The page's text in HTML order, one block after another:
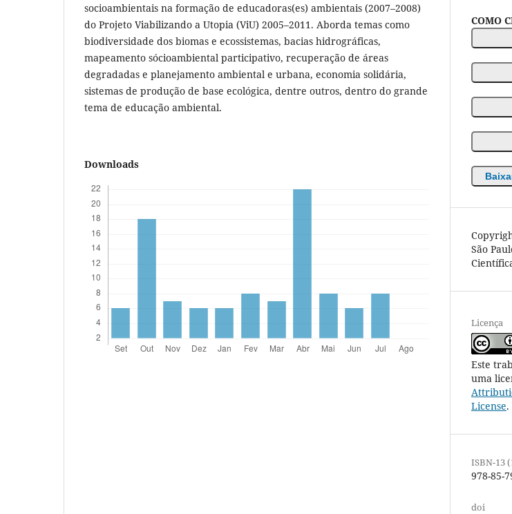
socioambientais na formação de educadoras(es) ambientais (2007–2008)
do Projeto Viabilizando a Utopia (ViU) 2005–2011. Aborda temas como
biodiversidade dos biomas e ecossistemas, bacias hidrográficas,
mapeamento sócioambiental participativo, recuperação de áreas
degradadas e planejamento ambiental e urbana, economia solidária,
sistemas de produção de base ecológica, dentre outros, dentro do grande
tema de educação ambiental.
Downloads
COMO
São
Licença
Este
uma
License.
ISBN-13
978-85-
doi